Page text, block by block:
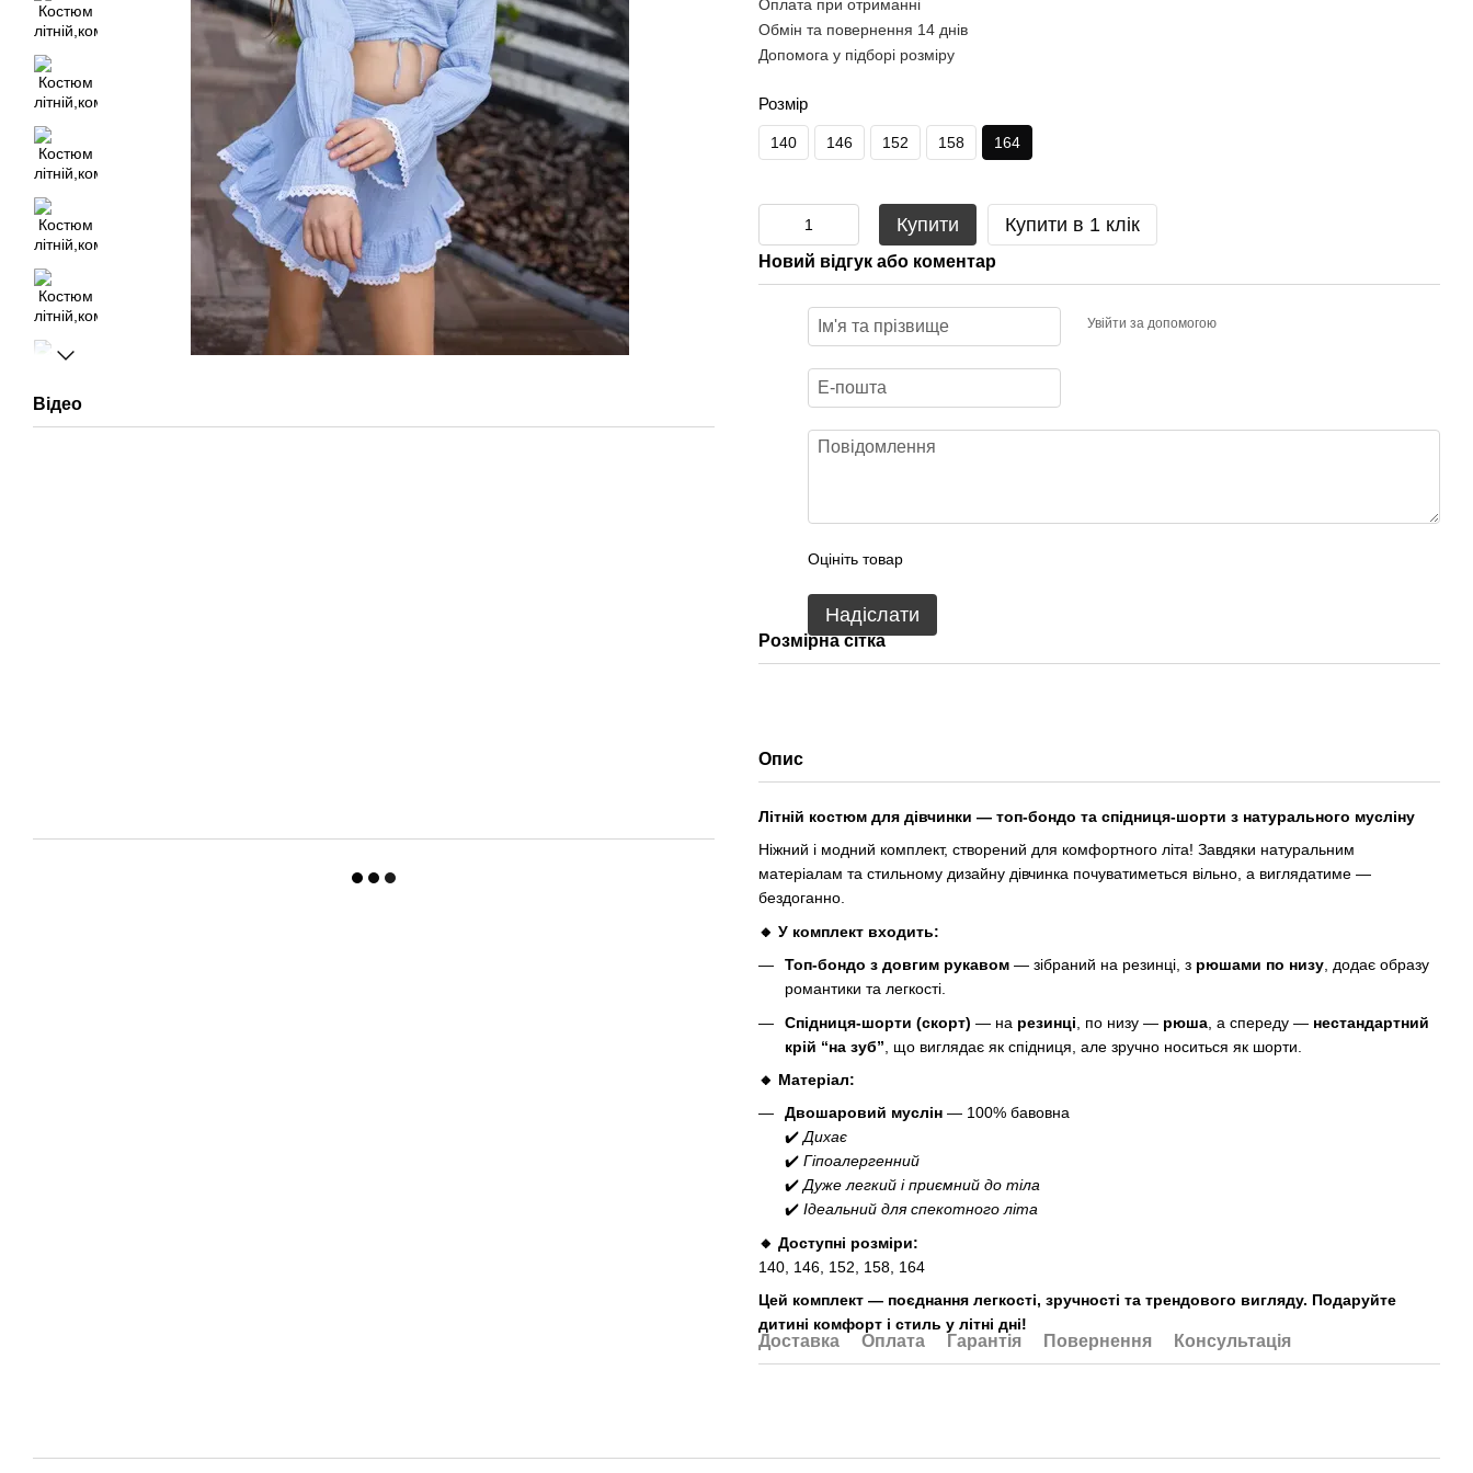
Відео
Оплата при отриманні
Обмін та повернення 14 днів
Допомога у підборі розміру
Розмір
140 146 152 158 164
Купити Купити в 1 клік
Новий відгук або коментар
Увійти за допомогою
Оцініть товар
Надіслати
Розмірна сітка
Опис
Літній костюм для дівчинки — топ-бондо та спідниця-шорти з натурального мусліну
Ніжний і модний комплект, створений для комфортного літа! Завдяки натуральним
матеріалам та стильному дизайну дівчинка почуватиметься вільно, а виглядатиме —
бездоганно.
🔸 У комплект входить:
Топ-бондо з довгим рукавом — зібраний на резинці, з рюшами по низу , додає образу
романтики та легкості.
Спідниця-шорти (скорт) — на резинці , по низу — рюша , а спереду — нестандартний
крій “на зуб” , що виглядає як спідниця, але зручно носиться як шорти.
🔸 Матеріал:
Двошаровий муслін — 100% бавовна
✔️Дихає
✔️ Гіпоалергенний
✔️Дуже легкий і приємний до тіла
✔️ Ідеальний для спекотного літа
🔸 Доступні розміри:
140, 146, 152, 158, 164
Цей комплект — поєднання легкості, зручності та трендового вигляду. Подаруйте
дитині комфорт і стиль у літні дні!
Доставка Оплата Гарантія Повернення Консультація